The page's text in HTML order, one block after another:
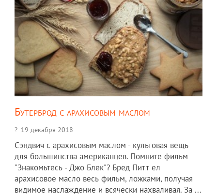
Бутерброд с арахисовым маслом
19 декабря 2018
Сэндвич с арахисовым маслом - культовая вещь
для большинства американцев. Помните фильм
"Знакомьтесь - Джо Блек"? Бред Питт ел
арахисовое масло весь фильм, ложками, получая
видимое наслаждение и всячески нахваливая. За ...